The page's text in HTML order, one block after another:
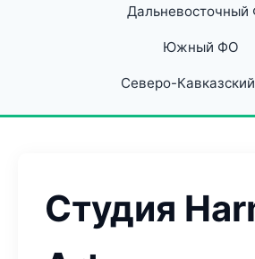
Южный ФО
Северо-
Студия